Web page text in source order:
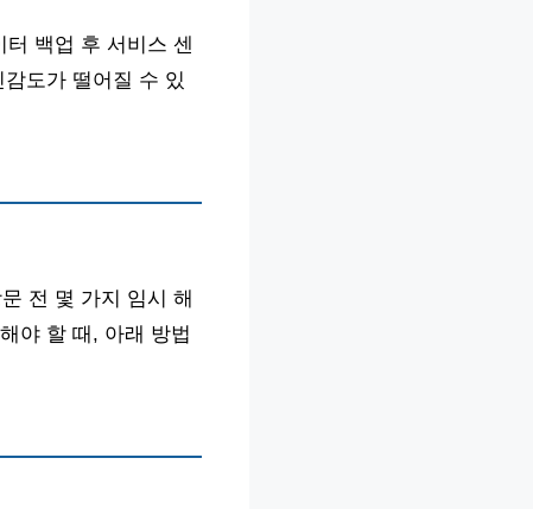
백업 후 서비스 센
도가 떨어질 수 있
전 몇 가지 임시 해
야 할 때, 아래 방법